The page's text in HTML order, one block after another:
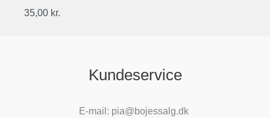
35,00 kr.
Kundeservice
E-mail: pia@bojessalg.dk